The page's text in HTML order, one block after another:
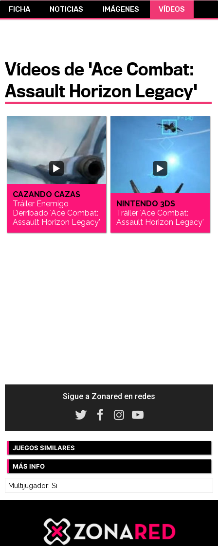
CÓMICS
FICHA NOTICIAS IMÁGENES VÍDEOS
Vídeos de 'Ace Combat:
Assault Horizon Legacy'
CAZANDO CAZAS
Tráiler Enemigo
Derribado 'Ace Combat:
Assault Horizon Legacy'
NINTENDO 3DS
Tráiler 'Ace Combat:
Assault Horizon Legacy'
Sigue a Zonared en redes
JUEGOS SIMILARES
MÁS INFO
Multijugador: Si